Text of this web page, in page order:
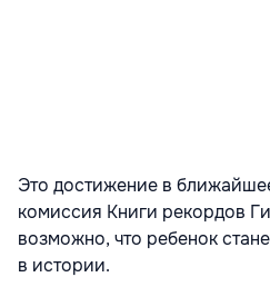
Это достижение в
комиссия Книги рекордов
возможно, что ребенок
в истории.